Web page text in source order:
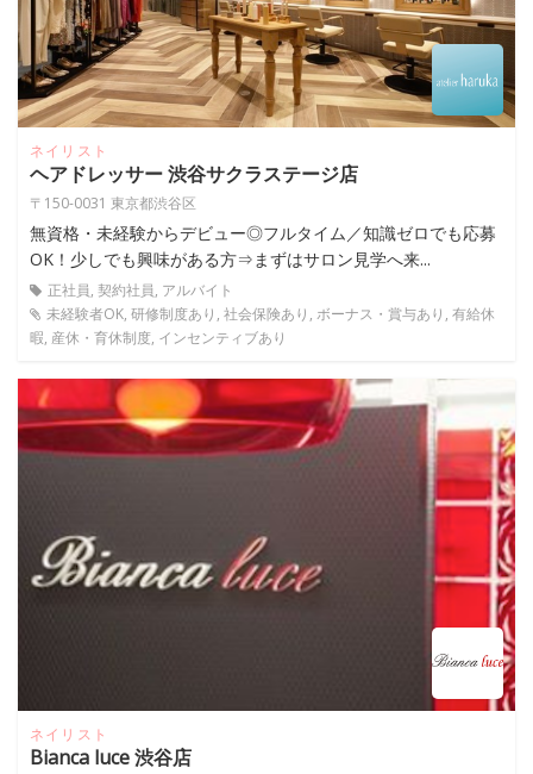
ネイリスト
ヘアドレッサー 渋谷サクラステージ店
〒150-0031 東京都渋谷区
無資格・未経験からデビュー◎フルタイム／知識ゼロでも応募
OK！少しでも興味がある方⇒まずはサロン見学へ来...
正社員, 契約社員, アルバイト
未経験者OK, 研修制度あり, 社会保険あり, ボーナス・賞与あり, 有給休
暇, 産休・育休制度, インセンティブあり
ネイリスト
Bianca luce 渋谷店